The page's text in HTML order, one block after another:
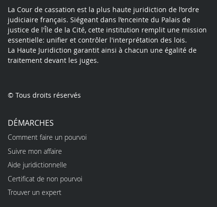
La Cour de cassation est la plus haute juridiction de l’ordre
judiciaire français. Siégeant dans l’enceinte du Palais de
justice de l'Île de la Cité, cette institution remplit une mission
essentielle: unifier et contrôler l'interprétation des lois.
La Haute Juridiction garantit ainsi à chacun une égalité de
traitement devant les juges.
© Tous droits réservés
DÉMARCHES
Comment faire un pourvoi
Suivre mon affaire
Aide juridictionnelle
Certificat de non pourvoi
Trouver un expert